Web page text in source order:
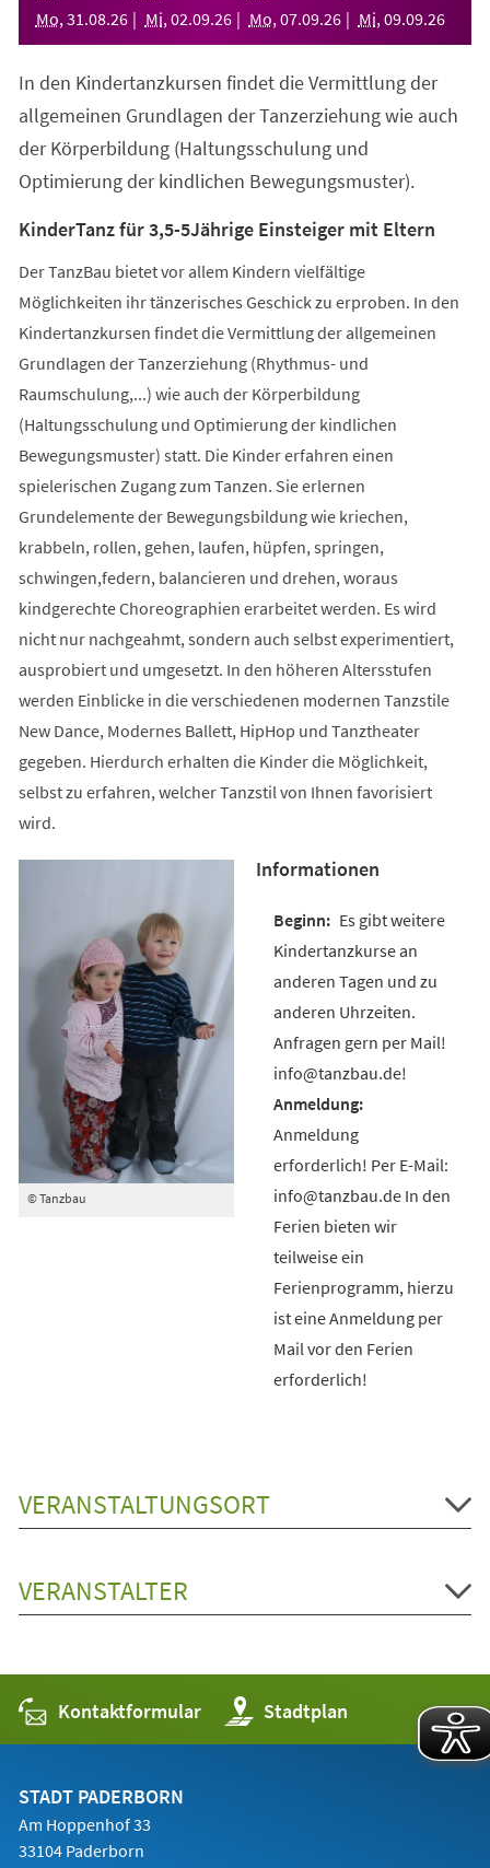
Mo, 31 .08.26 Mi, 02.09.26 Mo, 07.09.26 Mi, 09.09.26
In den Kindertanzkursen findet die Vermittlung der
allgemeinen Grundlagen der Tanzerziehung wie auch
der Körperbildung (Haltungsschulung und
Optimierung der kindlichen Bewegungsmuster).
KinderTanz für 3,5-5Jährige Einsteiger mit Eltern
Der TanzBau bietet vor allem Kindern vielfältige
Möglichkeiten ihr tänzerisches Geschick zu erproben. In den
Kindertanzkursen findet die Vermittlung der allgemeinen
Grundlagen der Tanzerziehung (Rhythmus- und
Raumschulung,...) wie auch der Körperbildung
(Haltungsschulung und Optimierung der kindlichen
Bewegungsmuster) statt. Die Kinder erfahren einen
spielerischen Zugang zum Tanzen. Sie erlernen
Grundelemente der Bewegungsbildung wie kriechen,
krabbeln, rollen, gehen, laufen, hüpfen, springen,
schwingen,federn, balancieren und drehen, woraus
kindgerechte Choreographien erarbeitet werden. Es wird
nicht nur nachgeahmt, sondern auch selbst experimentiert,
ausprobiert und umgesetzt. In den höheren Altersstufen
werden Einblicke in die verschiedenen modernen Tanzstile
New Dance, Modernes Ballett, HipHop und Tanztheater
gegeben. Hierdurch erhalten die Kinder die Möglichkeit,
selbst zu erfahren, welcher Tanzstil von Ihnen favorisiert
wird.
© Tanzbau
Informationen
Es gibt weitere
Kindertanzkurse an
anderen Tagen und zu
anderen Uhrzeiten.
Anfragen gern per Mail!
info@tanzbau.de!
Anmeldung
erforderlich! Per E-Mail:
info@tanzbau.de In den
Ferien bieten wir
teilweise ein
Ferienprogramm, hierzu
ist eine Anmeldung per
Mail vor den Ferien
erforderlich!
VERANSTALTUNGSORT
VERANSTALTER
Kontaktformular Stadtplan
(Öffnet
in
einem
STADT PADERBORN
Am Hoppenhof 33
33104 Paderborn